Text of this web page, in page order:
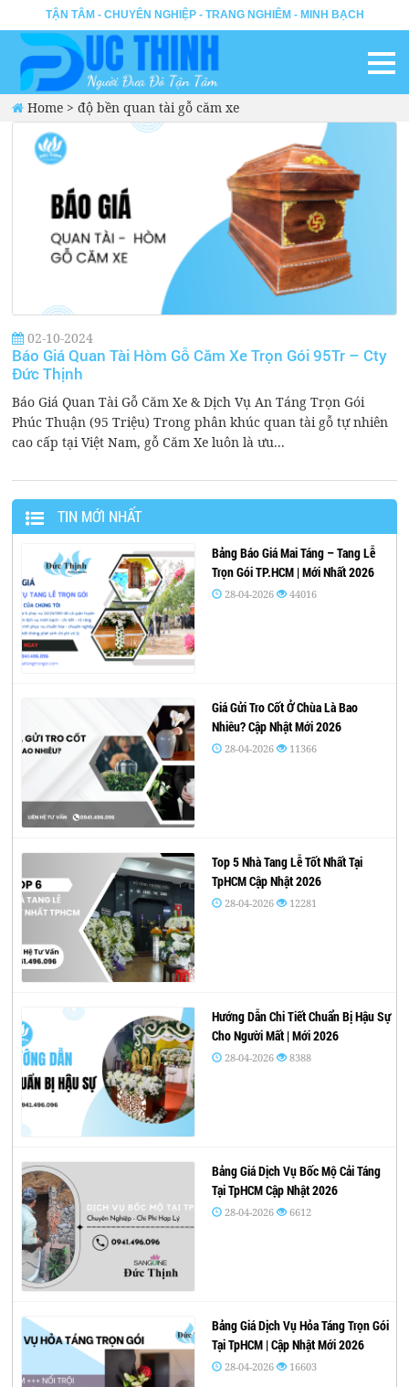
TẬN TÂM - CHUYÊN NGHIỆP - TRANG NGHIÊM - MINH BẠCH
Home >độ bền quan tài gỗ căm xe
02-10-2024
Báo Giá Quan Tài Hòm Gỗ Căm Xe Trọn Gói 95Tr – Cty
Đức Thịnh
Báo Giá Quan Tài Gỗ Căm Xe & Dịch Vụ An Táng Trọn Gói
Phúc Thuận (95 Triệu) Trong phân khúc quan tài gỗ tự nhiên
cao cấp tại Việt Nam, gỗ Căm Xe luôn là ưu...
TIN MỚI NHẤT
Bảng Báo Giá Mai Táng – Tang Lễ
Trọn Gói TP.HCM | Mới Nhất 2026
28-04-2026 44016
Giá Gửi Tro Cốt Ở Chùa Là Bao
Nhiêu? Cập Nhật Mới 2026
28-04-2026 11366
Top 5 Nhà Tang Lễ Tốt Nhất Tại
TpHCM Cập Nhật 2026
28-04-2026 12281
Hướng Dẫn Chi Tiết Chuẩn Bị Hậu Sự
Cho Người Mất | Mới 2026
28-04-2026 8388
Bảng Giá Dịch Vụ Bốc Mộ Cải Táng
Tại TpHCM Cập Nhật 2026
28-04-2026 6612
Bảng Giá Dịch Vụ Hỏa Táng Trọn Gói
Tại TpHCM | Cập Nhật Mới 2026
28-04-2026 16603